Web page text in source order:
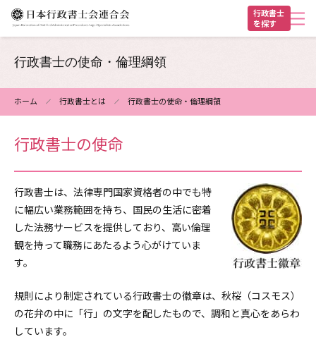
ン
行政書士
を探す
ヘ
ッ
ダ
行政書士の使命・倫理綱領
ン
く
ず
ホーム 行政書士とは 行政書士の使命・倫理綱領
行政書士の使命
行政書士は、法律専門国家資格者の中でも特
に幅広い業務範囲を持ち、国民の生活に密着
した法務サービスを提供しており、高い倫理
観を持って職務にあたるよう心がけていま
す。
規則により制定されている行政書士の徽章は、秋桜（コスモス）
の花弁の中に「行」の文字を配したもので、調和と真心をあらわ
しています。